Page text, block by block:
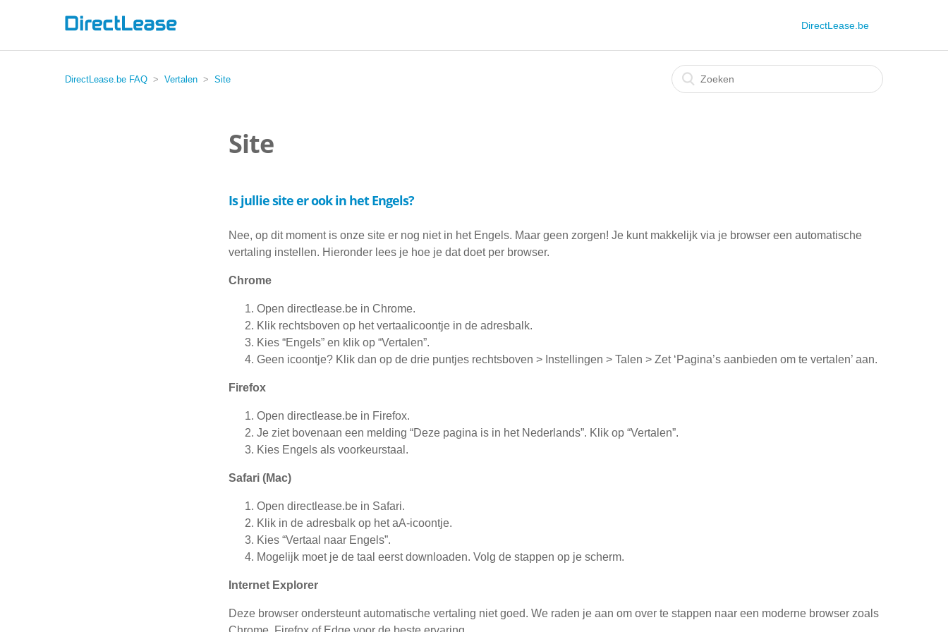
DirectLease.be
DirectLease.be FAQ Vertalen Site
Site
Is jullie site er ook in het Engels?
Nee, op dit moment is onze site er nog niet in het Engels. Maar geen zorgen! Je kunt makkelijk via je browser een automatische
vertaling instellen. Hieronder lees je hoe je dat doet per browser.
Chrome
Open directlease.be in Chrome.
Klik rechtsboven op het vertaalicoontje in de adresbalk.
Kies “Engels” en klik op “Vertalen”.
Geen icoontje? Klik dan op de drie puntjes rechtsboven > Instellingen > Talen > Zet ‘Pagina’s aanbieden om te vertalen’ aan.
Firefox
Open directlease.be in Firefox.
Je ziet bovenaan een melding “Deze pagina is in het Nederlands”. Klik op “Vertalen”.
Kies Engels als voorkeurstaal.
Safari (Mac)
Open directlease.be in Safari.
Klik in de adresbalk op het aA-icoontje.
Kies “Vertaal naar Engels”.
Mogelijk moet je de taal eerst downloaden. Volg de stappen op je scherm.
Internet Explorer
Deze browser ondersteunt automatische vertaling niet goed. We raden je aan om over te stappen naar een moderne browser zoals